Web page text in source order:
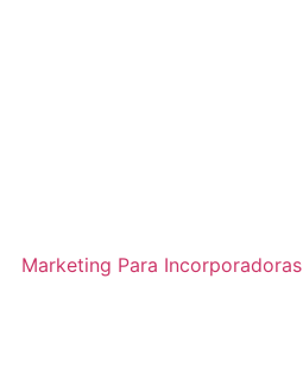
Marketing Para Incorporadoras